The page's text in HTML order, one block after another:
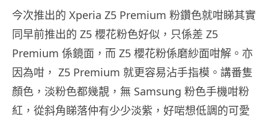
今次推出的 Xperia Z5 Premium 粉鑽色就咁睇其實
同早前推出的 Z5 櫻花粉色好似，只係差 Z5
Premium 係鏡面，而 Z5 櫻花粉係磨紗面咁解。亦
因為咁， Z5 Premium 就更容易沾手指模。講番隻
顏色，淡粉色都幾靚，無 Samsung 粉色手機咁粉
紅，從斜角睇落仲有少少淡紫，好啱想低調的可愛